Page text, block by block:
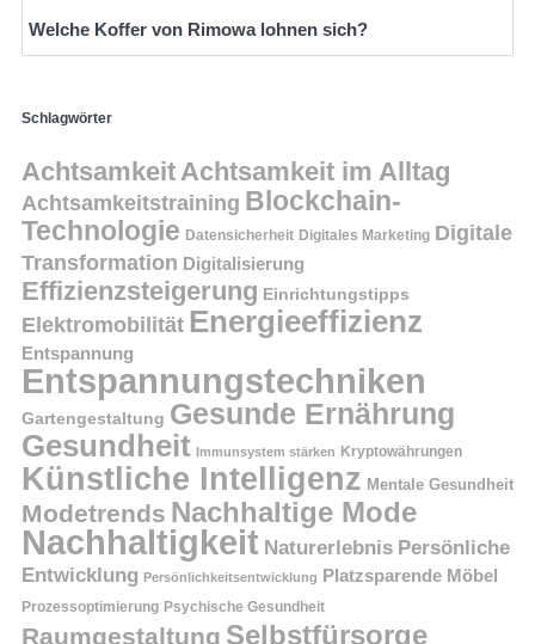
Welche Koffer von Rimowa lohnen sich?
Schlagwörter
Achtsamkeit Achtsamkeit im Alltag
Achtsamkeitstraining Blockchain-
Technologie Datensicherheit Digitales Marketing Digitale
Transformation Digitalisierung
Effizienzsteigerung Einrichtungstipps
Elektromobilität Energieeffizienz
Entspannung
Entspannungstechniken
Gartengestaltung Gesunde Ernährung
Gesundheit Immunsystem stärken Kryptowährungen
Künstliche Intelligenz Mentale Gesundheit
Modetrends Nachhaltige Mode
Nachhaltigkeit Naturerlebnis Persönliche
Entwicklung Persönlichkeitsentwicklung Platzsparende Möbel
Prozessoptimierung Psychische Gesundheit
Raumgestaltung Selbstfürsorge